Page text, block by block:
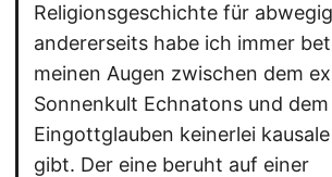
Religionsgeschichte für
andererseits habe ich immer
meinen Augen zwischen dem
Sonnenkult Echnatons und
Eingottglauben keinerlei
gibt. Der eine beruht auf einer